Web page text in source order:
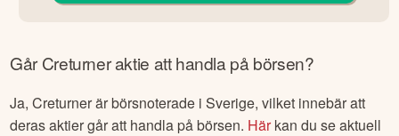
GårCreturneraktie att handla på börsen?
Ja,Creturnerär börsnoterade i Sverige, vilket innebär att
deras aktier går att handla på börsen. Härkan du se aktuell